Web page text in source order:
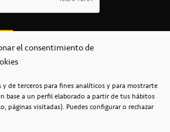
el consentimiento de
de terceros para fines analíticos y para mostrarte
base a un perfil elaborado a partir de tus hábitos
páginas visitadas). Puedes configurar o rechazar
684